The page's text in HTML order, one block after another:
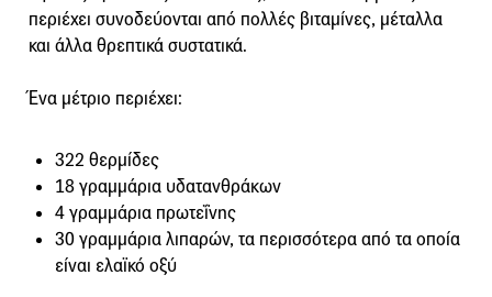
περιέχει συνοδεύονται από πολλές βιταμίνες, μέταλλα
και άλλα θρεπτικά συστατικά.
Ένα μέτριο περιέχει:
322 θερμίδες
18 γραμμάρια υδατανθράκων
4 γραμμάρια πρωτεΐνης
30 γραμμάρια λιπαρών, τα περισσότερα από τα οποία
είναι ελαϊκό οξύ